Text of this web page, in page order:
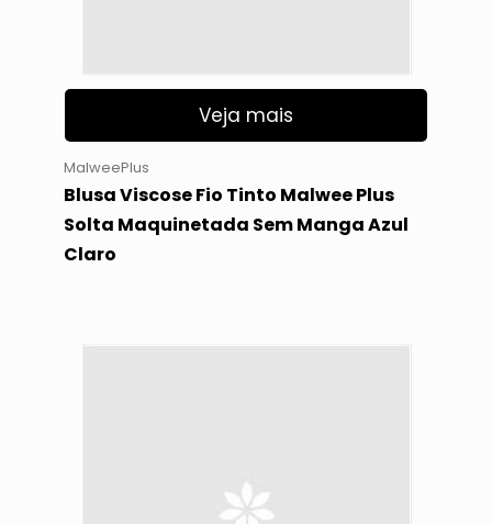
Veja mais
MalweePlus
Blusa Viscose Fio Tinto Malwee Plus
Solta Maquinetada Sem Manga Azul
Claro